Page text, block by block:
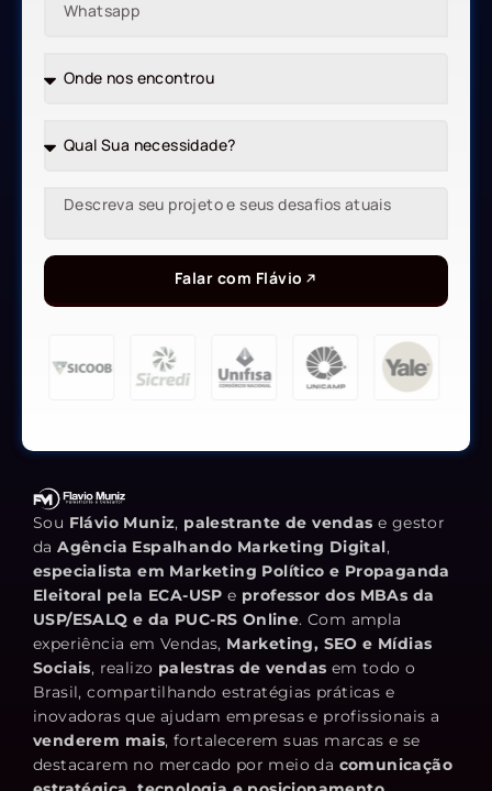
Falar com Flávio
Sou Flávio Muniz, palestrante de vendas e gestor
daAgência Espalhando Marketing Digital,
especialista em Marketing Político e Propaganda
Eleitoral pela ECA-USP e professor dos MBAs da
USP/ESALQ e da PUC-RS Online. Com ampla
experiência em Vendas, Marketing, SEO e Mídias
Sociais, realizo palestras de vendas em todo o
Brasil, compartilhando estratégias práticas e
inovadoras que ajudam empresas e profissionais a
venderem mais, fortalecerem suas marcas e se
destacarem no mercado por meio da comunicação